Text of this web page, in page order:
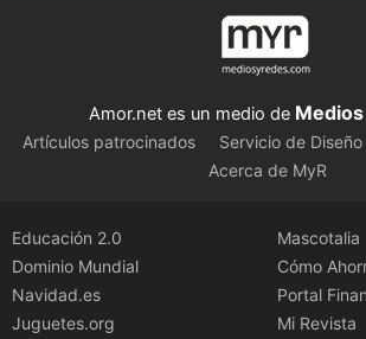
Amor.net es un medio de
Artículos patrocinados Servicio de
Acerca de MyR
Educación 2.0
Dominio Mundial
Navidad.es
Juguetes.org
Mascotalia
Cómo
Portal
Mi Revista